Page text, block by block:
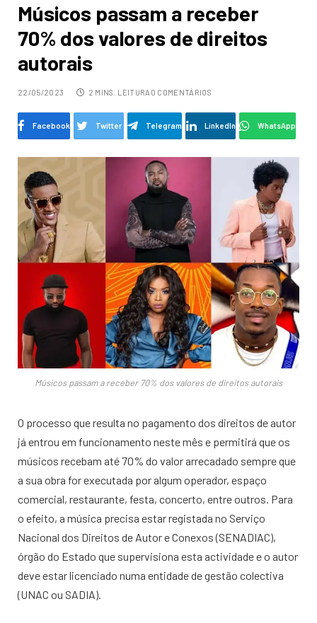
Músicos passam a receber
70% dos valores de direitos
autorais
22/05/2023 2 MINS. LEITURA 0 COMENTÁRIOS
Facebook Twitter Telegram LinkedIn WhatsApp
Músicos passam a receber 70% dos valores de direitos autorais
O processo que resulta no pagamento dos direitos de autor
já entrou em funcionamento neste mês e permitirá que os
músicos recebam até 70% do valor arrecadado sempre que
a sua obra for executada por algum operador, espaço
comercial, restaurante, festa, concerto, entre outros. Para
o efeito, a música precisa estar registada no Serviço
Nacional dos Direitos de Autor e Conexos (SENADIAC),
órgão do Estado que supervisiona esta actividade e o autor
deve estar licenciado numa entidade de gestão colectiva
(UNAC ou SADIA).